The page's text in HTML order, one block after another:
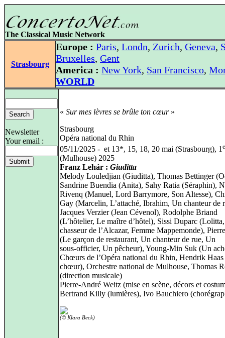
The Classical Music Network
Strasbourg
Europe : Paris, Londn, Zurich, Geneva,
Bruxelles, Gent
America : New York, San Francisco,
WORLD
Newsletter
Your email :
« Sur mes lèvres se brûle ton cœur »
Strasbourg
Opéra national du Rhin
05/11/2025 - et 13*, 15, 18, 20 mai (Strasbourg), 1
(Mulhouse) 2025
Franz Lehár : Giuditta
Melody Louledjian (Giuditta), Thomas Bettinger
Sandrine Buendia (Anita), Sahy Ratia (Séraphin),
Rivenq (Manuel, Lord Barrymore, Son Altesse),
Gay (Marcelin, L’attaché, Ibrahim, Un chanteur de
Jacques Verzier (Jean Cévenol), Rodolphe Briand
(L’hôtelier, Le maître d’hôtel), Sissi Duparc
chasseur de l’Alcazar, Femme Mappemonde),
(Le garçon de restaurant, Un chanteur de rue, Un
sous‑officier, Un pêcheur), Young‑Min Suk (Un
Chœurs de l’Opéra national du Rhin, Hendrik Haas
chœur), Orchestre national de Mulhouse, Thomas
(direction musicale)
Pierre-André Weitz (mise en scène, décors et
Bertrand Killy (lumières), Ivo Bauchiero
(© Klara Beck)